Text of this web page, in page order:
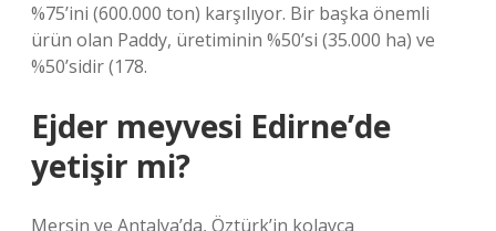
%75’ini (600.000 ton) karşılıyor. Bir başka önemli
ürün olan Paddy, üretiminin %50’si (35.000 ha) ve
%50’sidir (178.
Ejder meyvesi Edirne’de
yetişir mi?
Mersin ve Antalya’da, Öztürk’in kolayca